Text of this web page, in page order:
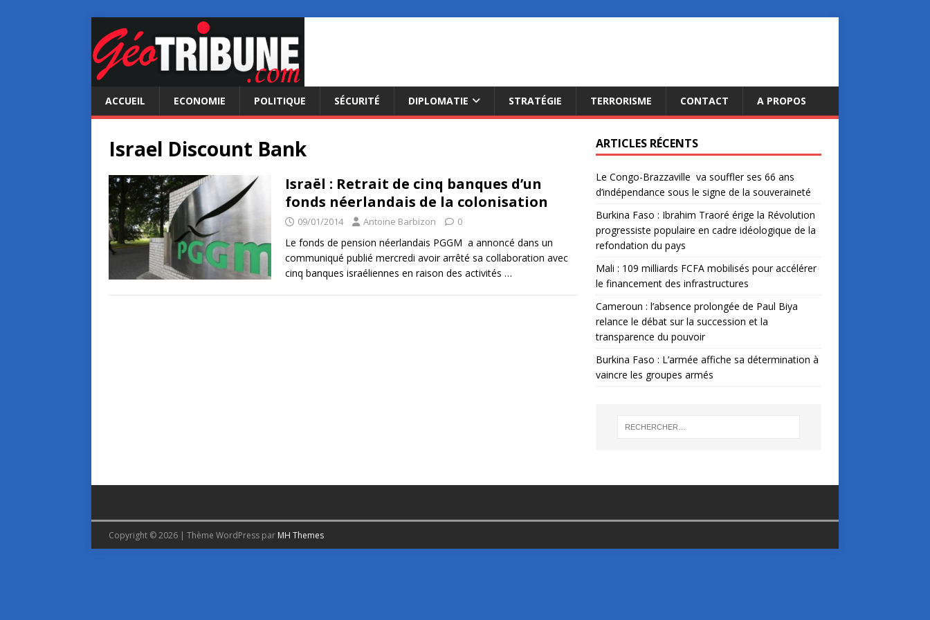
ACCUEIL ECONOMIE POLITIQUE SÉCURITÉ DIPLOMATIE STRATÉGIE TERRORISME CONTACT A PROPOS
Israel Discount Bank
Israël : Retrait de cinq banques d’un
fonds néerlandais de la colonisation
09/01/2014 Antoine Barbizon 0
Le fonds de pension néerlandais PGGM a annoncé dans un
communiqué publié mercredi avoir arrêté sa collaboration avec
cinq banques israéliennes en raison des activités …
ARTICLES RÉCENTS
Le Congo-Brazzaville va souffler ses 66 ans
d’indépendance sous le signe de la souveraineté
Burkina Faso : Ibrahim Traoré érige la Révolution
progressiste populaire en cadre idéologique de la
refondation du pays
Mali : 109 milliards FCFA mobilisés pour accélérer
le financement des infrastructures
Cameroun : l’absence prolongée de Paul Biya
relance le débat sur la succession et la
transparence du pouvoir
Burkina Faso : L’armée affiche sa détermination à
vaincre les groupes armés
Copyright © 2026 | Thème WordPress par MH Themes